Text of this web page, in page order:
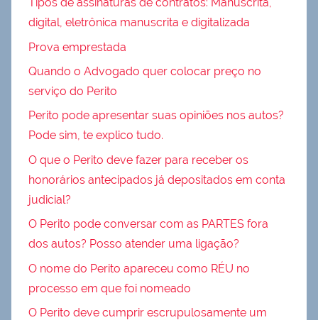
digital, eletrônica manuscrita e digitalizada
Prova emprestada
Quando o Advogado quer colocar preço no
serviço do Perito
Perito pode apresentar suas opiniões nos autos?
Pode sim, te explico tudo.
O que o Perito deve fazer para receber os
honorários antecipados já depositados em conta
judicial?
O Perito pode conversar com as PARTES fora
dos autos? Posso atender uma ligação?
O nome do Perito apareceu como RÉU no
processo em que foi nomeado
O Perito deve cumprir escrupulosamente um